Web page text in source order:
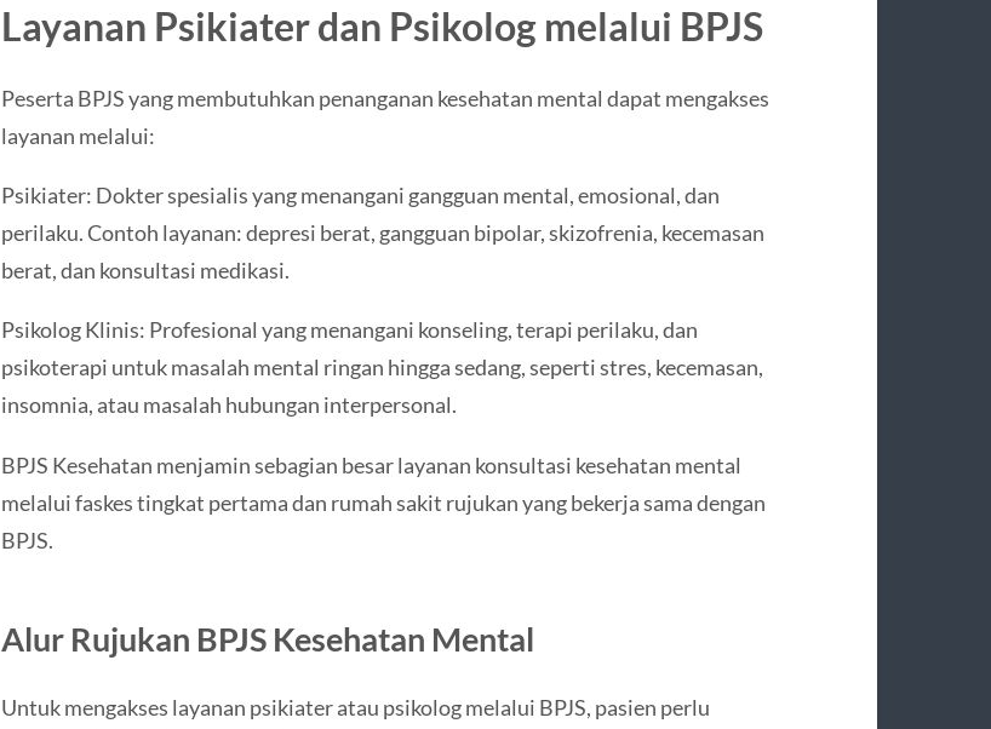
Layanan Psikiater dan Psikolog melalui BPJS
Peserta BPJS yang membutuhkan penanganan kesehatan mental dapat mengakses
layanan melalui:
Psikiater: Dokter spesialis yang menangani gangguan mental, emosional, dan
perilaku. Contoh layanan: depresi berat, gangguan bipolar, skizofrenia, kecemasan
berat, dan konsultasi medikasi.
Psikolog Klinis: Profesional yang menangani konseling, terapi perilaku, dan
psikoterapi untuk masalah mental ringan hingga sedang, seperti stres, kecemasan,
insomnia, atau masalah hubungan interpersonal.
BPJS Kesehatan menjamin sebagian besar layanan konsultasi kesehatan mental
melalui faskes tingkat pertama dan rumah sakit rujukan yang bekerja sama dengan
BPJS.
Alur Rujukan BPJS Kesehatan Mental
Untuk mengakses layanan psikiater atau psikolog melalui BPJS, pasien perlu